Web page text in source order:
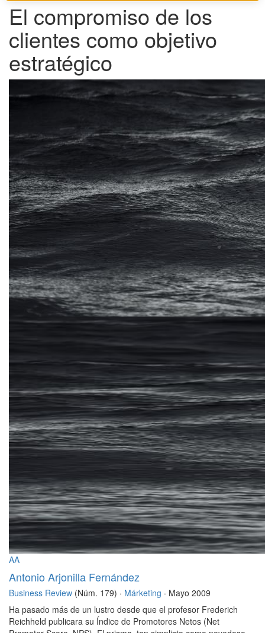
El compromiso de los
clientes como objetivo
estratégico
AA
Antonio Arjonilla Fernández
Business Review (Núm. 179) · Márketing · Mayo 2009
Ha pasado más de un lustro desde que el profesor Frederich
Reichheld publicara su Índice de Promotores Netos (Net